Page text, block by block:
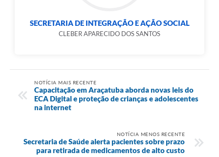
SECRETARIA DE INTEGRAÇÃO E AÇÃO SOCIAL
CLEBER APARECIDO DOS SANTOS
NOTÍCIA MAIS RECENTE
Capacitação em Araçatuba aborda novas leis do
ECA Digital e proteção de crianças e adolescentes
na internet
NOTÍCIA MENOS RECENTE
Secretaria de Saúde alerta pacientes sobre prazo
para retirada de medicamentos de alto custo